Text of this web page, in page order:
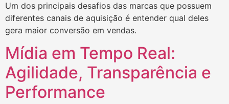
Um dos principais desafios das marcas que possuem
diferentes canais de aquisição é entender qual deles
gera maior conversão em vendas.
Mídia em Tempo Real:
Agilidade, Transparência e
Performance